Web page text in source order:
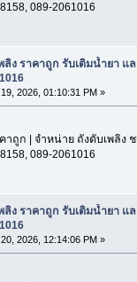
089-2061016
ลิง ราคาถูก รับเติมน้ำยา แ
2026, 01:10:31 PM »
าถูก | จำหน่าย ถังดับเพลิง
089-2061016
ลิง ราคาถูก รับเติมน้ำยา แ
2026, 12:14:06 PM »